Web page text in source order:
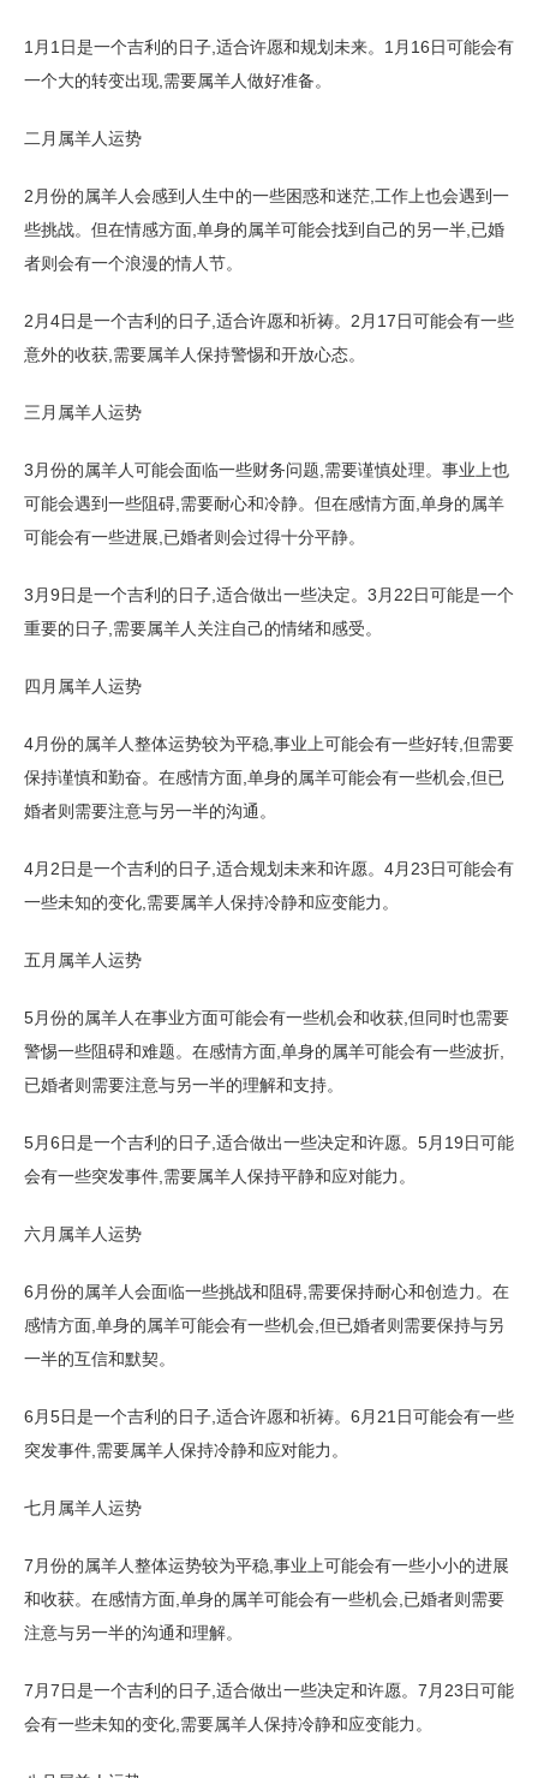
1月1日是一个吉利的日子,适合许愿和规划未来。1月16日可能会有
一个大的转变出现,需要属羊人做好准备。
二月属羊人运势
2月份的属羊人会感到人生中的一些困惑和迷茫,工作上也会遇到一
些挑战。但在情感方面,单身的属羊可能会找到自己的另一半,已婚
者则会有一个浪漫的情人节。
2月4日是一个吉利的日子,适合许愿和祈祷。2月17日可能会有一些
意外的收获,需要属羊人保持警惕和开放心态。
三月属羊人运势
3月份的属羊人可能会面临一些财务问题,需要谨慎处理。事业上也
可能会遇到一些阻碍,需要耐心和冷静。但在感情方面,单身的属羊
可能会有一些进展,已婚者则会过得十分平静。
3月9日是一个吉利的日子,适合做出一些决定。3月22日可能是一个
重要的日子,需要属羊人关注自己的情绪和感受。
四月属羊人运势
4月份的属羊人整体运势较为平稳,事业上可能会有一些好转,但需要
保持谨慎和勤奋。在感情方面,单身的属羊可能会有一些机会,但已
婚者则需要注意与另一半的沟通。
4月2日是一个吉利的日子,适合规划未来和许愿。4月23日可能会有
一些未知的变化,需要属羊人保持冷静和应变能力。
五月属羊人运势
5月份的属羊人在事业方面可能会有一些机会和收获,但同时也需要
警惕一些阻碍和难题。在感情方面,单身的属羊可能会有一些波折,
已婚者则需要注意与另一半的理解和支持。
5月6日是一个吉利的日子,适合做出一些决定和许愿。5月19日可能
会有一些突发事件,需要属羊人保持平静和应对能力。
六月属羊人运势
6月份的属羊人会面临一些挑战和阻碍,需要保持耐心和创造力。在
感情方面,单身的属羊可能会有一些机会,但已婚者则需要保持与另
一半的互信和默契。
6月5日是一个吉利的日子,适合许愿和祈祷。6月21日可能会有一些
突发事件,需要属羊人保持冷静和应对能力。
七月属羊人运势
7月份的属羊人整体运势较为平稳,事业上可能会有一些小小的进展
和收获。在感情方面,单身的属羊可能会有一些机会,已婚者则需要
注意与另一半的沟通和理解。
7月7日是一个吉利的日子,适合做出一些决定和许愿。7月23日可能
会有一些未知的变化,需要属羊人保持冷静和应变能力。